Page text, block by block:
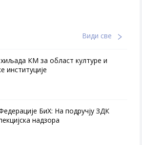
Види све
КМ за област културе и
институције
БиХ: На подручју ЗДК
надзора